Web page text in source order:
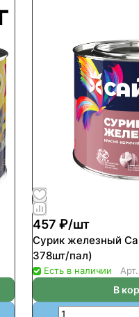
457 ₽/шт
Сурик железный
378шт/пал)
Есть в наличии Арт.
В